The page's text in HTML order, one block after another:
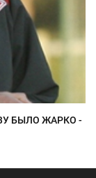
БЫЛО ЖАРКО -